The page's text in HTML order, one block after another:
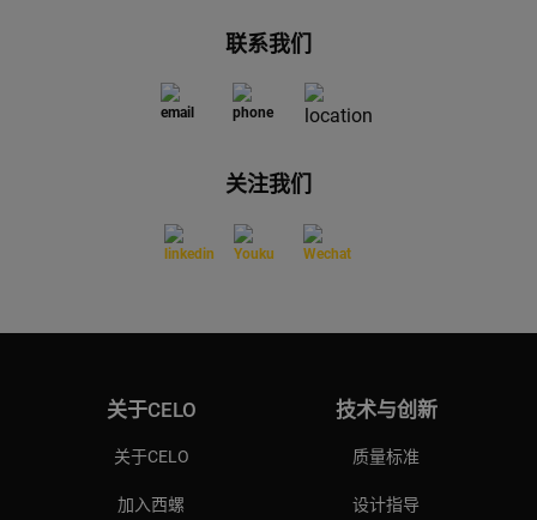
联系我们
关注我们
关于CELO
关于CELO
加入西螺
技术与创新
质量标准
设计指导